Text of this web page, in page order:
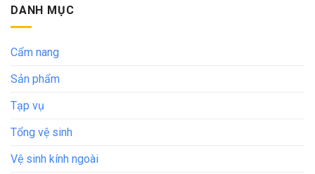
DANH MỤC
Cẩm nang
Sản phẩm
Tạp vụ
Tổng vệ sinh
Vệ sinh kính ngoài